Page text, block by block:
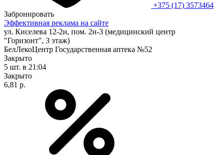
+375 (17) 3573464
Забронировать
Эффективная реклама на сайте
ул. Киселева 12-2н, пом. 2н-3 (медицинский центр
"Горизонт", 3 этаж)
БелЛекоЦентр Государственная аптека №52
Закрыто
5 шт. в 21:04
Закрыто
6,81 р.